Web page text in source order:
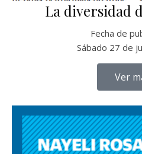
La diversidad
Fecha de
Sábado 27 de
Ver